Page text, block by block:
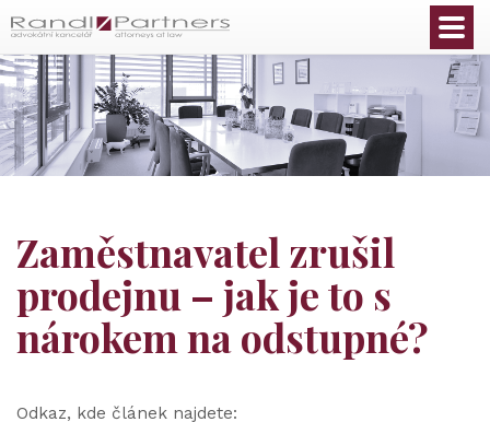
Zaměstnavatel zrušil
prodejnu – jak je to s
nárokem na odstupné?
Odkaz, kde článek najdete:
Čeština